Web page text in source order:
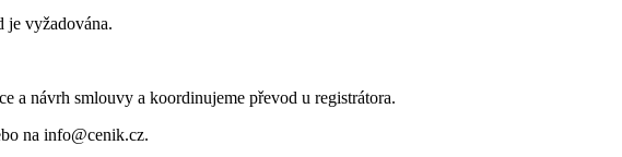
je vyžadována.
a návrh smlouvy a koordinujeme převod u registrátora.
na info@cenik.cz.